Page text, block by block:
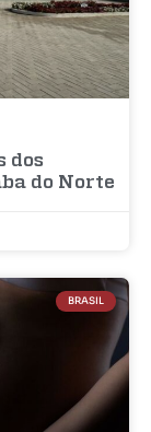
dos
do Norte
BRASIL